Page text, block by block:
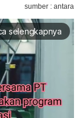
sumber : antara
selengkapnya